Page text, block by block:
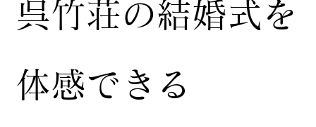
​呉竹荘の結婚式を
体感できる